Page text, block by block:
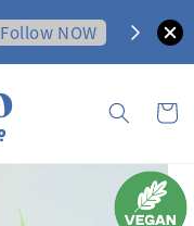
Follow NOW ✦ 訂購